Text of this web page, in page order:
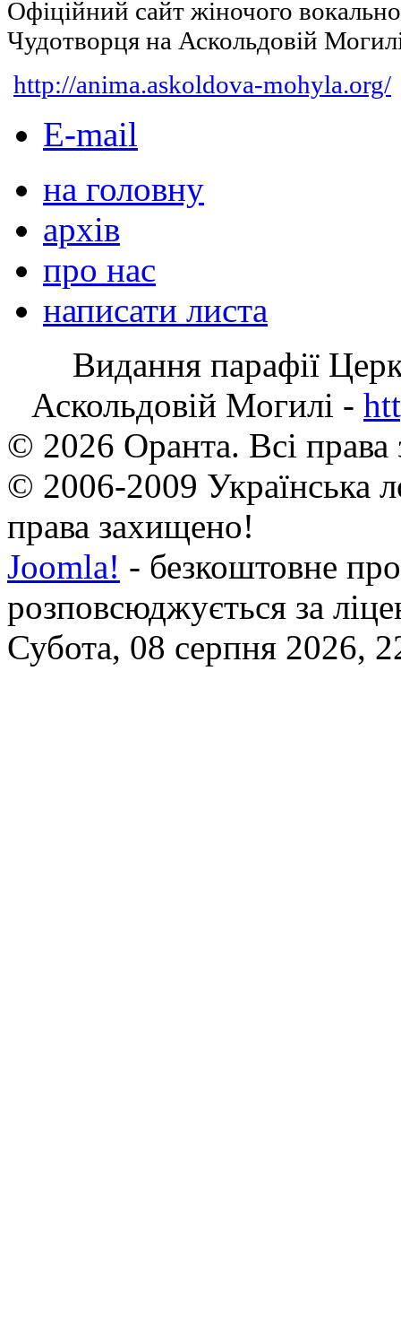
Офіційний сайт жіночого
Чудотворця на Аскольдовій
http://anima.askoldova-mohyla.org/
E-mail
на головну
архів
про нас
написати листа
Видання парафії
Аскольдовій Могилі -
© 2026 Оранта. Всі
© 2006-2009 Українська
права захищено!
Joomla! - безкоштовне
розповсюджується за
Субота, 08 серпня 2026,